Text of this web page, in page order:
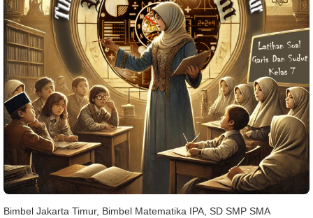
Bimbel Jakarta Timur, Bimbel Matematika IPA, SD SMP SMA